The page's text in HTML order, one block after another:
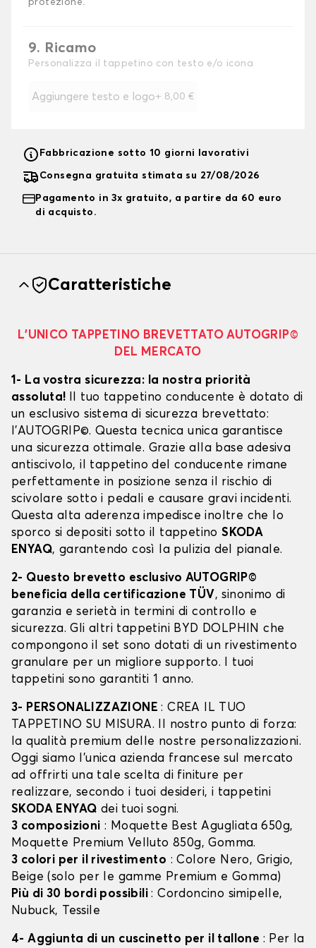
protezione.
9. Ricamo
Personalizza il tappetino con testo e/o icona
Aggiungere testo e logo+ 8,00 €
Fabbricazione sotto 10 giorni lavorativi
Consegna gratuita stimata su 27/08/2026
Pagamento in 3x gratuito, a partire da 60 euro
di acquisto.
Caratteristiche
L’UNICO TAPPETINO BREVETTATO AUTOGRIP©
DEL MERCATO
1- La vostra sicurezza: la nostra priorità
assoluta! Il tuo tappetino conducente è dotato di
un esclusivo sistema di sicurezza brevettato:
l’AUTOGRIP©. Questa tecnica unica garantisce
una sicurezza ottimale. Grazie alla base adesiva
antiscivolo, il tappetino del conducente rimane
perfettamente in posizione senza il rischio di
scivolare sotto i pedali e causare gravi incidenti.
Questa alta aderenza impedisce inoltre che lo
sporco si depositi sotto il tappetinoSKODA
ENYAQ, garantendo così la pulizia del pianale.
2- Questo brevetto esclusivo AUTOGRIP©
beneficia della certificazione TÜV, sinonimo di
garanzia e serietà in termini di controllo e
sicurezza. Gli altri tappetini BYD DOLPHIN che
compongono il set sono dotati di un rivestimento
granulare per un migliore supporto. I tuoi
tappetini sono garantiti 1 anno.
3- PERSONALIZZAZIONE: CREA IL TUO
TAPPETINO SU MISURA. Il nostro punto di forza:
la qualità premium delle nostre personalizzazioni.
Oggi siamo l’unica azienda francese sul mercato
ad offrirti una tale scelta di finiture per
realizzare, secondo i tuoi desideri, i tappetini
SKODA ENYAQ dei tuoi sogni.
3 composizioni : Moquette Best Agugliata 650g,
Moquette Premium Velluto 850g, Gomma.
3 colori per il rivestimento : Colore Nero, Grigio,
Beige (solo per le gamme Premium e Gomma)
Più di 30 bordi possibili: Cordoncino simipelle,
Nubuck, Tessile
4- Aggiunta di un cuscinetto per il tallone : Per la